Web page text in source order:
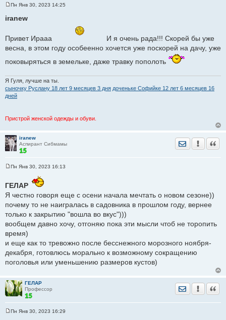
о
е
н
и
Пн Янв 30, 2023 14:25
iranew
Привет Ирааа
И я очень рада!!! Скорей бы уже
весна, в этом году особеенно хочется уже поскорей на дачу, уже
поковыряться в земельке, даже травку пополоть
Я Гуля, лучше на ты.
сыночку Руслану 18 лет 9 месяцев 3 дня доченьке Софийке 12 лет 6 месяцев 16
дней
Пристрой женской одежды и обуви.
iranew
Аспирант Сибмамы
Отправить
о
б
щ
н
и
Пн Янв 30, 2023 16:13
ГЕЛАР
Я честно говоря еще с осени начала мечтать о новом сезоне))
почему то не наигралась в садовника в прошлом году, вернее
только к закрытию "вошла во вкус")))
вообщем давно хочу, отгоняю пока эти мысли чтоб не торопить
время)
и еще как то тревожно после бесснежного морозного ноября-
декабря, готовлюсь морально к возможному сокращению
поголовья или уменьшению размеров кустов)
ГЕЛАР
Профессор
Отправить
Пн Янв 30, 2023 16:29